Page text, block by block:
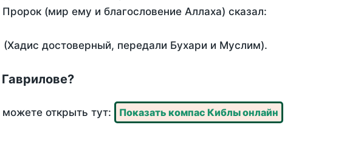
(мир ему и благословение Аллаха) сказал:
(Хадис достоверный, передали Бухари и Муслим).
открыть тут: Показать компас Киблы онлайн